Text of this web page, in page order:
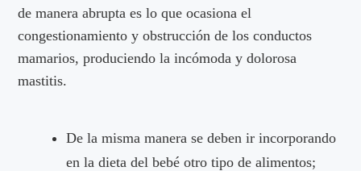
de manera abrupta es lo que ocasiona el
congestionamiento y obstrucción de los conductos
mamarios, produciendo la incómoda y dolorosa
mastitis.
De la misma manera se deben ir incorporando
en la dieta del bebé otro tipo de alimentos;